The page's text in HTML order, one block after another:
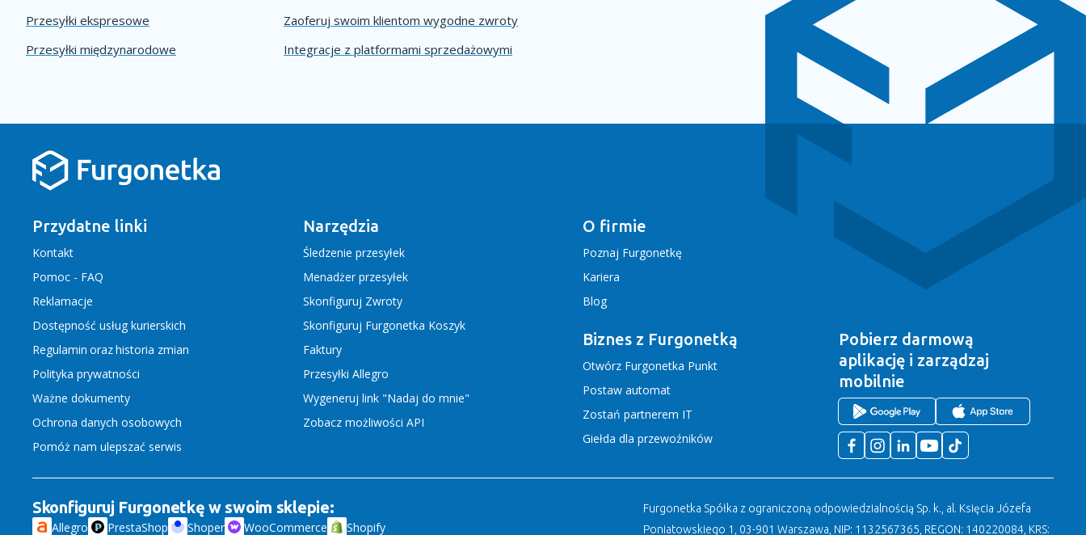
Przesyłki ekspresowe
Przesyłki międzynarodowe
Zaoferuj swoim klientom wygodne zwroty
Integracje z platformami sprzedażowymi
Przydatne linki
Kontakt
Pomoc - FAQ
Reklamacje
Dostępność usług kurierskich
Regulamin orazhistoria zmian
Polityka prywatności
Ważne dokumenty
Ochrona danych osobowych
Pomóż nam ulepszać serwis
Narzędzia
Śledzenie przesyłek
Menadżer przesyłek
Skonfiguruj Zwroty
Skonfiguruj Furgonetka Koszyk
Faktury
Przesyłki Allegro
Wygeneruj link "Nadaj do mnie"
Zobacz możliwości API
O firmie
Poznaj Furgonetkę
Kariera
Blog
Biznes z Furgonetką
Otwórz Furgonetka Punkt
Postaw automat
Zostań partnerem IT
Giełda dla przewoźników
Pobierz darmową
aplikację i zarządzaj
mobilnie
Skonfiguruj Furgonetkę w swoim sklepie:
Allegro PrestaShop Shoper WooCommerce Shopify
Furgonetka Spółka z ograniczoną odpowiedzialnością Sp. k., al. Księcia Józefa
Poniatowskiego 1, 03-901 Warszawa, NIP: 1132567365, REGON: 140220084, KRS: